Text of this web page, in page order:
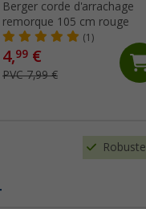
Berger corde d'arrachage
remorque 105 cm rouge
(1)
4,99 €
PVC 7,99 €
Robuste